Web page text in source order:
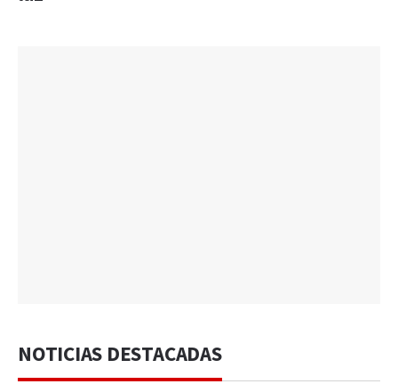
NOTICIAS DESTACADAS